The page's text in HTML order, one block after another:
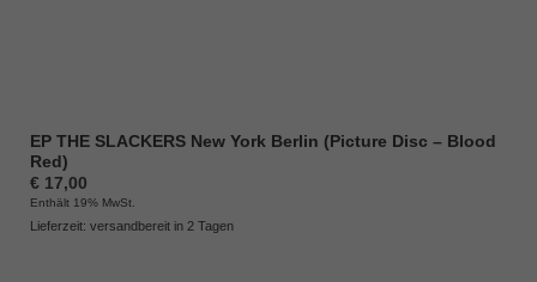
EP THE SLACKERS New York Berlin (Picture Disc – Blood
Red)
€17,00
Enthält 19% MwSt.
Lieferzeit: versandbereit in 2 Tagen